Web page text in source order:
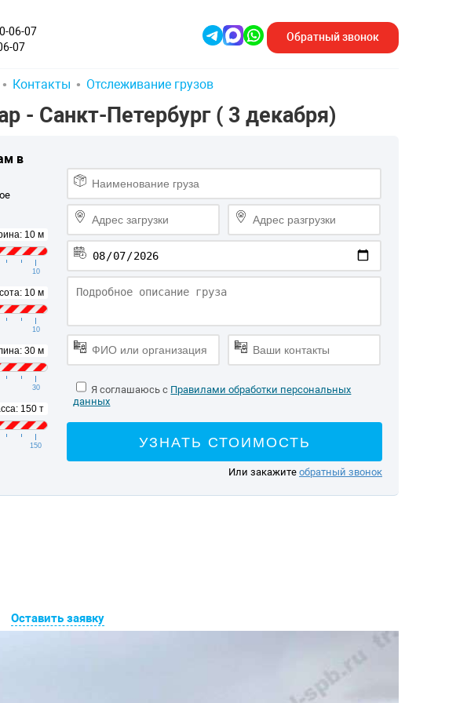
06-07
07
Обратныйзвонок
Контакты Отслеживание грузов
- Санкт-Петербург ( 3 декабря)
в
10 м
10
10 м
10
30 м
30
150 т
150
Я соглашаюсь с Правилами обработки персональных
данных
УЗНАТЬ СТОИМОСТЬ
Или закажите обратный звонок
Оставить заявку